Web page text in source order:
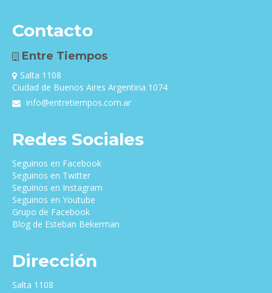
Contacto
Entre Tiempos
Salta 1108
Ciudad de Buenos Aires Argentina 1074
info@entretiempos.com.ar
Redes Sociales
Seguinos en Facebook
Seguinos en Twitter
Seguinos en Instagram
Seguinos en Youtube
Grupo de Facebook
Blog de Esteban Bekerman
Dirección
Salta 1108